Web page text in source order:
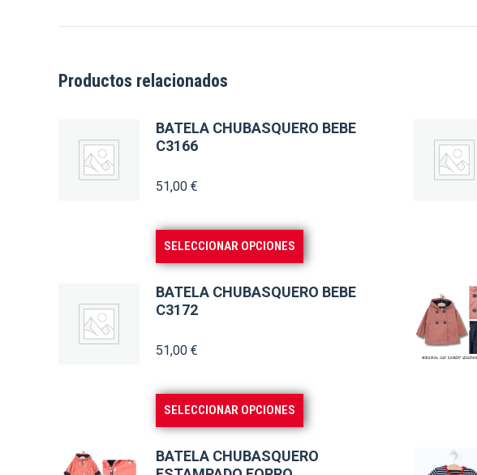
Productos relacionados
BATELA CHUBASQUERO BEBE
C3166
51,00 €
SELECCIONAR OPCIONES
producto
tiene
se
pueden
BATELA CHUBASQUERO BEBE
C3172
51,00 €
SELECCIONAR OPCIONES
producto
tiene
BATELA CHUBASQUERO